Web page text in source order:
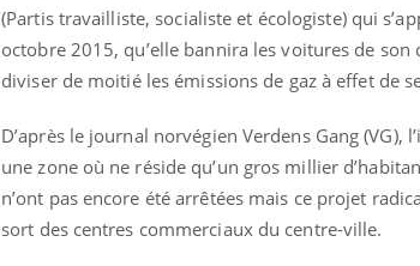
(Partis travailliste, socialiste et écologiste) qui
octobre 2015, qu’elle bannira les voitures de
diviser de moitié les émissions de gaz à effet de
D’après le journal norvégien Verdens Gang
une zone où ne réside qu’un gros millier
n’ont pas encore été arrêtées mais ce projet
sort des centres commerciaux du centre-ville.
Chikungunya, dengue,
West Nile : que se passe-
t-il dans le sud de la
France ?
Les médicaments GLP-1
protègent-ils aussi les os
?